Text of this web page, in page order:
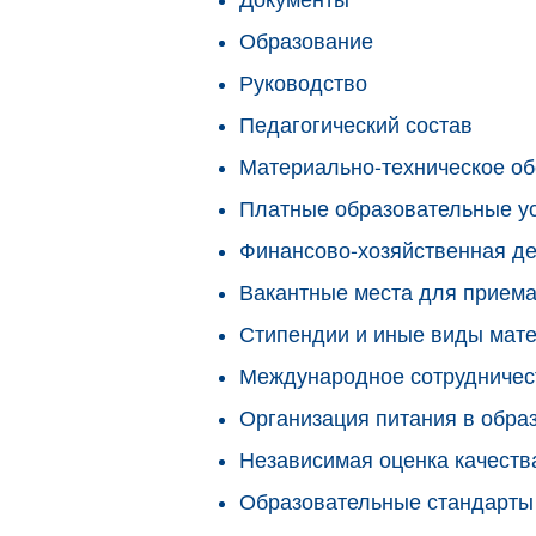
Образование
Руководство
Педагогический состав
Материально-техническое
Платные образовательные
Финансово-хозяйственная
Вакантные места для
Стипендии и иные виды
Международное
Организация питания в
Независимая оценка
Образовательные стандарты